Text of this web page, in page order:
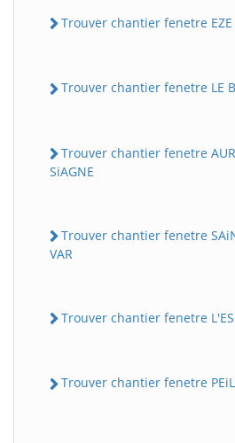
Trouver chantier fenetre EZE
Trouver chantier fenetre LE
Trouver chantier fenetre
SiAGNE
Trouver chantier fenetre
VAR
Trouver chantier fenetre
Trouver chantier fenetre